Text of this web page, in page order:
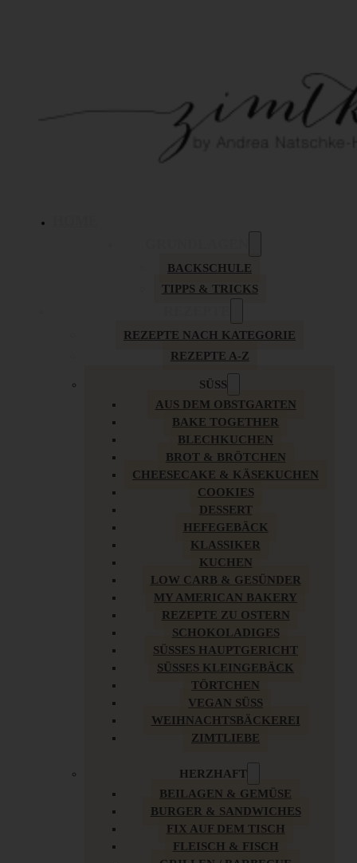
BACKSCHULE
TIPPS & TRICKS
REZEPTE NACH KATEGORIE
REZEPTE A-Z
SÜSS
AUS DEM OBSTGARTEN
BAKE TOGETHER
BLECHKUCHEN
BROT & BRÖTCHEN
CHEESECAKE & KÄSEKUCHEN
COOKIES
DESSERT
HEFEGEBÄCK
KLASSIKER
KUCHEN
LOW CARB & GESÜNDER
MY AMERICAN BAKERY
REZEPTE ZU OSTERN
SCHOKOLADIGES
SÜSSES HAUPTGERICHT
SÜSSES KLEINGEBÄCK
TÖRTCHEN
VEGAN SÜSS
WEIHNACHTSBÄCKEREI
ZIMTLIEBE
HERZHAFT
BEILAGEN & GEMÜSE
BURGER & SANDWICHES
FIX AUF DEM TISCH
FLEISCH & FISCH